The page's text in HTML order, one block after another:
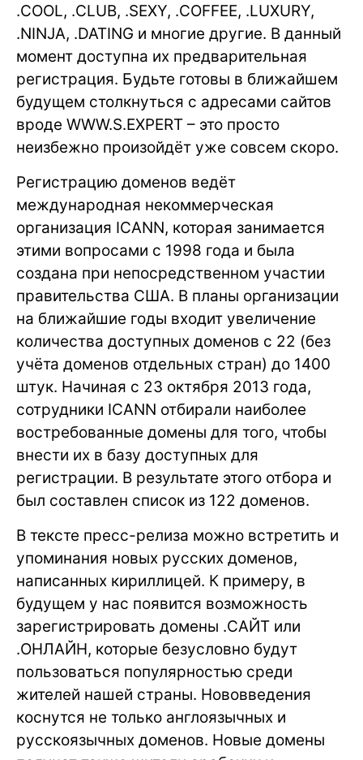
.COOL, .CLUB, .SEXY, .COFFEE, .LUXURY,
.NINJA, .DATING и многие другие. В данный
момент доступна их предварительная
регистрация. Будьте готовы в ближайшем
будущем столкнуться с адресами сайтов
вроде WWW.S.EXPERT – это просто
неизбежно произойдёт уже совсем скоро.
Регистрацию доменов ведёт
международная некоммерческая
организация ICANN, которая занимается
этими вопросами с 1998 года и была
создана при непосредственном участии
правительства США. В планы организации
на ближайшие годы входит увеличение
количества доступных доменов с 22 (без
учёта доменов отдельных стран) до 1400
штук. Начиная с 23 октября 2013 года,
сотрудники ICANN отбирали наиболее
востребованные домены для того, чтобы
внести их в базу доступных для
регистрации. В результате этого отбора и
был составлен список из 122 доменов.
В тексте пресс-релиза можно встретить и
упоминания новых русских доменов,
написанных кириллицей. К примеру, в
будущем у нас появится возможность
зарегистрировать домены .САЙТ или
.ОНЛАЙН, которые безусловно будут
пользоваться популярностью среди
жителей нашей страны. Нововведения
коснутся не только англоязычных и
русскоязычных доменов. Новые домены